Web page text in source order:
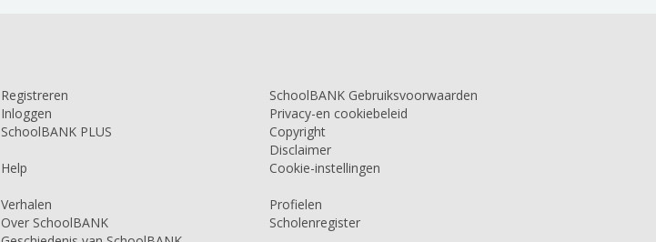
Registreren
Inloggen
SchoolBANK PLUS
Help
Verhalen
Over SchoolBANK
SchoolBANK Gebruiksvoorwaarden
Privacy-en cookiebeleid
Copyright
Disclaimer
Cookie-instellingen
Profielen
Scholenregister